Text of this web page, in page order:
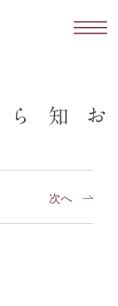
お
知
ら
次へ